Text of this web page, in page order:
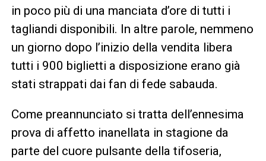
in poco più di una manciata d’ore di tutti i
tagliandi disponibili. In altre parole, nemmeno
un giorno dopo l’inizio della vendita libera
tutti i 900 biglietti a disposizione erano già
stati strappati dai fan di fede sabauda.
Come preannunciato si tratta dell’ennesima
prova di affetto inanellata in stagione da
parte del cuore pulsante della tifoseria,